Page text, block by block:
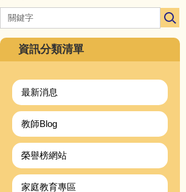
資訊分類清單
最新消息
教師Blog
榮譽榜網站
家庭教育專區